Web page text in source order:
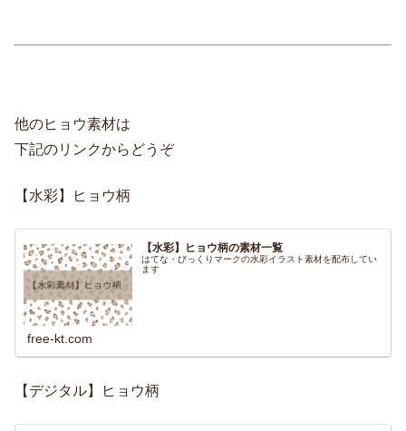
他のヒョウ素材は
下記のリンクからどうぞ
【水彩】ヒョウ柄
【水彩】ヒョウ柄の素材一覧
はてな・びっくりマークの水彩イラスト素材を配布してい
ます
free-kt.com
【デジタル】ヒョウ柄